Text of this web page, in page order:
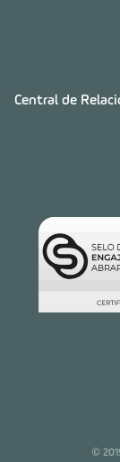
Central de
©